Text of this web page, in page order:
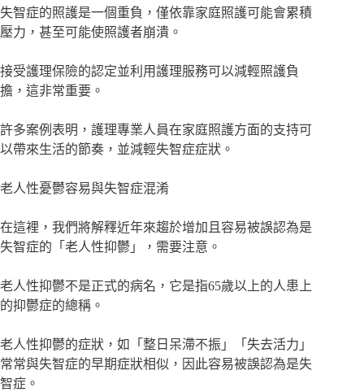
失智症的照護是一個重負，僅依靠家庭照護可能會累積
壓力，甚至可能使照護者崩潰。
接受護理保險的認定並利用護理服務可以減輕照護負
擔，這非常重要。
許多案例表明，護理專業人員在家庭照護方面的支持可
以帶來生活的節奏，並減輕失智症症狀。
老人性憂鬱容易與失智症混淆
在這裡，我們將解釋近年來趨於增加且容易被誤認為是
失智症的「老人性抑鬱」，需要注意。
老人性抑鬱不是正式的病名，它是指65歲以上的人患上
的抑鬱症的總稱。
老人性抑鬱的症狀，如「整日呆滯不振」「失去活力」
常常與失智症的早期症狀相似，因此容易被誤認為是失
智症。